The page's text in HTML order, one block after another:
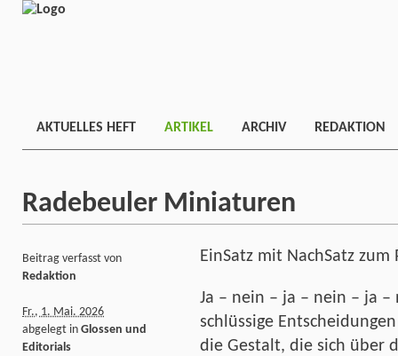
AKTUELLES HEFT ARTIKEL ARCHIV REDAKTION
Radebeuler Miniaturen
EinSatz mit NachSatz zum
Ja – nein – ja – nein – ja
schlüssige
die Gestalt, die sich über
Beitrag verfasst von
Redaktion
Fr., 1. Mai. 2026
abgelegt in Glossen und
Editorials